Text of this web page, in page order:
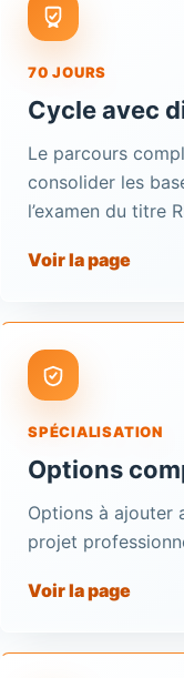
70 JOURS
Cycle avec
Le parcours
consolider les
l’examen du titre
Voir la page
SPÉCIALISATION
Options
Options à ajouter
projet
Voir la page